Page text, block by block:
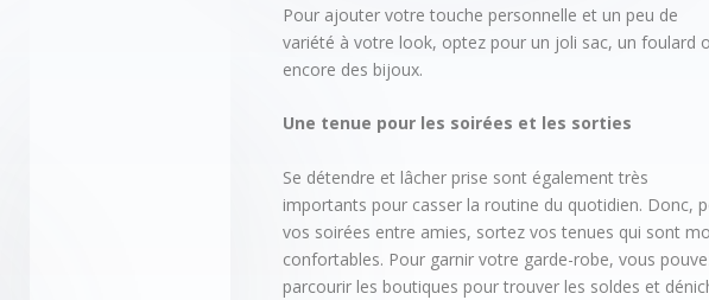
Pour ajouter votre touche personnelle et un peu de
variété à votre look, optez pour un joli sac, un foulard
encore des bijoux.
Une tenue pour les soirées et les sorties
Se détendre et lâcher prise sont également très
importants pour casser la routine du quotidien. Donc,
vos soirées entre amies, sortez vos tenues qui sont
confortables. Pour garnir votre garde-robe, vous
parcourir les boutiques pour trouver les soldes et